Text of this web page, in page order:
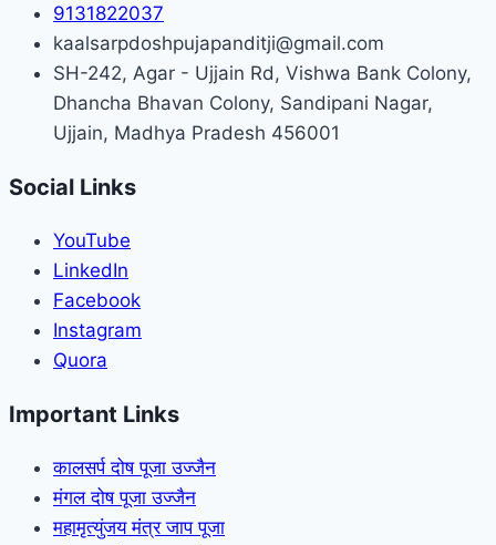
9131822037
kaalsarpdoshpujapanditji@gmail.com
SH-242, Agar - Ujjain Rd, Vishwa Bank Colony,
Dhancha Bhavan Colony, Sandipani Nagar,
Ujjain, Madhya Pradesh 456001
Social Links
YouTube
LinkedIn
Facebook
Instagram
Quora
Important Links
कालसर्प दोष पूजा उज्जैन
मंगल दोष पूजा उज्जैन
महामृत्युंजय मंत्र जाप पूजा